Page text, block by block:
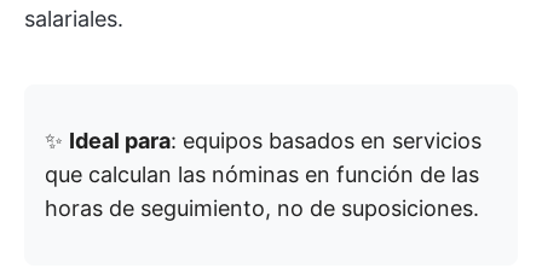
salariales.
✨ Ideal para: equipos basados en servicios
que calculan las nóminas en función de las
horas de seguimiento, no de suposiciones.